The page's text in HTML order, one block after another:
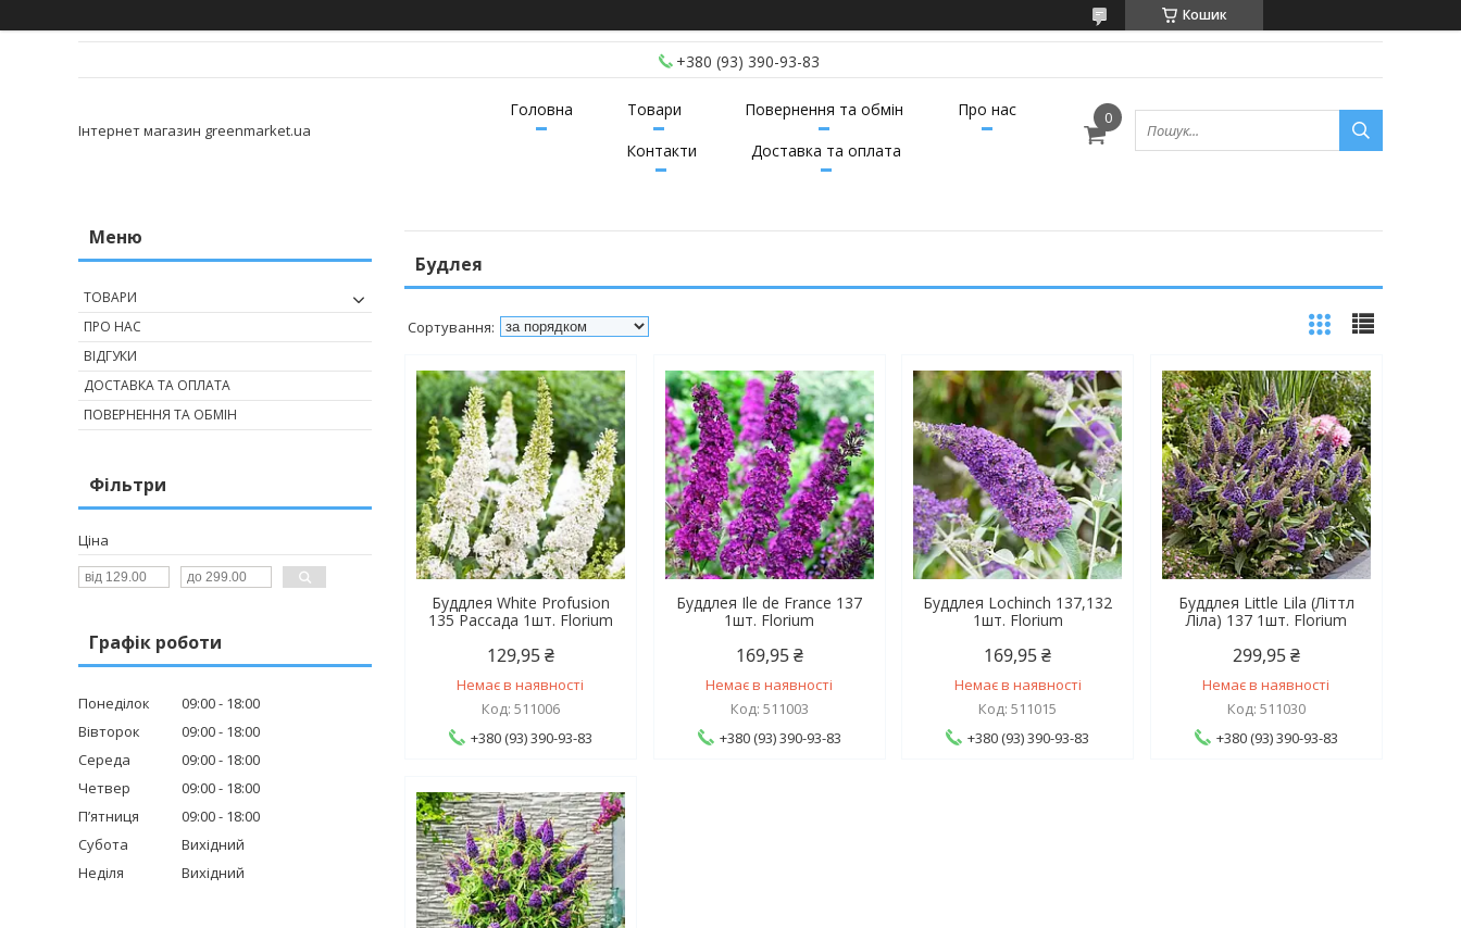
Кошик
+380 (93) 390-93-83
Інтернет магазин greenmarket.ua
Головна Товари Повернення та обмін
Про нас
Контакти
Доставка та оплата
Будлея
Буддлея White Profusion
135 Рассада 1шт. Florium
129,95 ₴
Немає в наявності
511006
+380 (93) 390-93-83
Буддлея Ile de France 137
1шт. Florium
169,95 ₴
Немає в наявності
511003
+380 (93) 390-93-83
Буддлея Lochinch 137,132
1шт. Florium
169,95 ₴
Немає в наявності
511015
+380 (93) 390-93-83
Буддлея Little Lila (Літтл
Ліла) 137 1шт. Florium
299,95 ₴
Немає в наявності
511030
+380 (93) 390-93-83
ТОВАРИ
ПРО НАС
ВІДГУКИ
ДОСТАВКА ТА ОПЛАТА
ПОВЕРНЕННЯ ТА ОБМІН
Фільтри
Ціна
Графік роботи
Понеділок 09:00
18:00
Вівторок
09:00
18:00
Середа
09:00
18:00
Четвер
09:00
18:00
Пʼятниця
09:00
18:00
Субота
Вихідний
Неділя
Вихідний